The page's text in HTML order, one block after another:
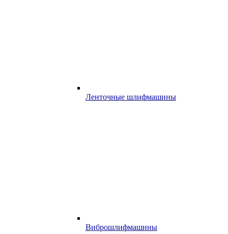
Ленточные шлифмашины
Виброшлифмашины